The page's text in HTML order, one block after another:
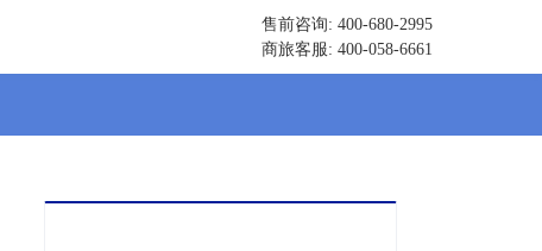
售前咨询: 400-680-2995
商旅客服: 400-058-6661